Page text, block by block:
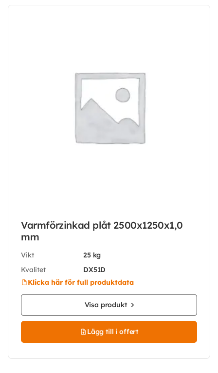
Varmförzinkad plåt 2500x1250x1,0
mm
Vikt
25 kg
Kvalitet
DX51D
Klicka här för full produktdata
Visa produkt
Lägg till i offert